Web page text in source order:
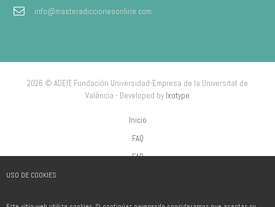
USO DE COOKIES
info@masteradiccionesonline.com
2026 © ADEIT, Fundación Universidad-Empresa de la Universitat de
València - Developed by Ixotype
Inicio
FAQ
FAP